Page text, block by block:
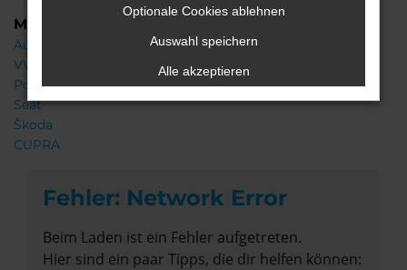
Marken
Audi
VW
Porsche
Seat
Škoda
CUPRA
Fehler: Network Error
Beim Laden ist ein Fehler aufgetreten.
Hier sind ein paar Tipps, die dir helfen können:
Optionale Cookies ablehnen
Auswahl speichern
Alle akzeptieren